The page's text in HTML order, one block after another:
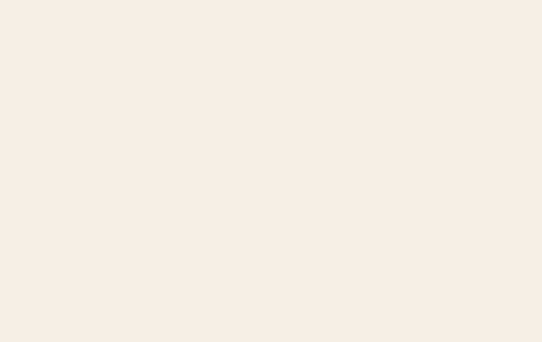
de cornichons et